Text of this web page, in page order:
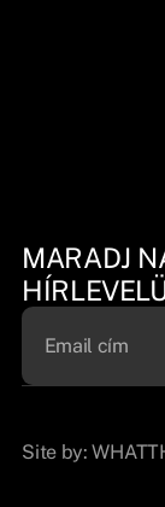
MARADJ
Site by: